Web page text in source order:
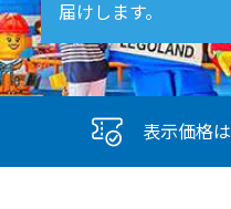
届けします。
表示価格